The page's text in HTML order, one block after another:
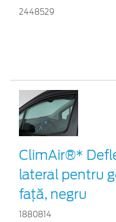
2448529
ClimAir®*
lateral pentru
faţă, negru
1880814